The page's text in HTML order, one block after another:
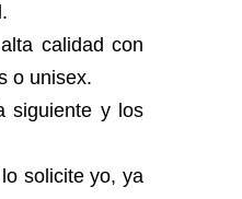
calidad con
o unisex.
siguiente y los
solicite yo, ya